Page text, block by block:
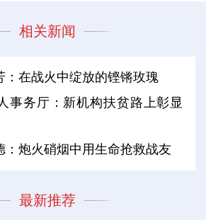
相关新闻
：在战火中绽放的铿锵玫瑰
事务厅：新机构扶贫路上彰显
：炮火硝烟中用生命抢救战友
最新推荐